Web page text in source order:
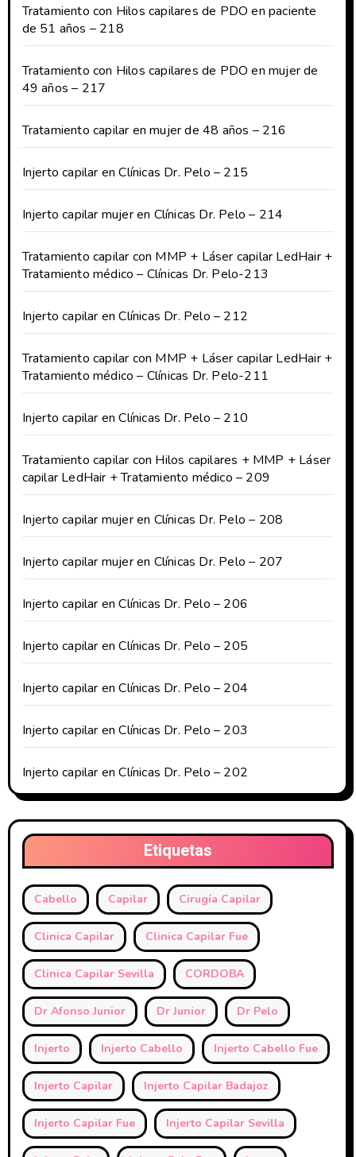
Tratamiento con Hilos capilares de PDO en paciente
de 51 años – 218
Tratamiento con Hilos capilares de PDO en mujer de
49 años – 217
Tratamiento capilar en mujer de 48 años – 216
Injerto capilar en Clínicas Dr. Pelo – 215
Injerto capilar mujer en Clínicas Dr. Pelo – 214
Tratamiento capilar con MMP + Láser capilar LedHair +
Tratamiento médico – Clínicas Dr. Pelo-213
Injerto capilar en Clínicas Dr. Pelo – 212
Tratamiento capilar con MMP + Láser capilar LedHair +
Tratamiento médico – Clínicas Dr. Pelo-211
Injerto capilar en Clínicas Dr. Pelo – 210
Tratamiento capilar con Hilos capilares + MMP + Láser
capilar LedHair + Tratamiento médico – 209
Injerto capilar mujer en Clínicas Dr. Pelo – 208
Injerto capilar mujer en Clínicas Dr. Pelo – 207
Injerto capilar en Clínicas Dr. Pelo – 206
Injerto capilar en Clínicas Dr. Pelo – 205
Injerto capilar en Clínicas Dr. Pelo – 204
Injerto capilar en Clínicas Dr. Pelo – 203
Injerto capilar en Clínicas Dr. Pelo – 202
Etiquetas
Cabello Capilar Cirugía Capilar
Clinica Capilar Clinica Capilar Fue
Clinica Capilar Sevilla CORDOBA
Dr Afonso Junior Dr Junior Dr Pelo
Injerto Injerto Cabello Injerto Cabello Fue
Injerto Capilar Injerto Capilar Badajoz
Injerto Capilar Fue Injerto Capilar Sevilla